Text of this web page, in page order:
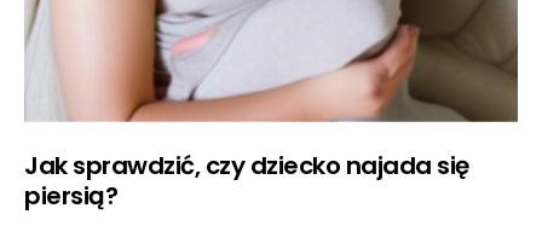
Jak sprawdzić, czy dziecko najada się
piersią?